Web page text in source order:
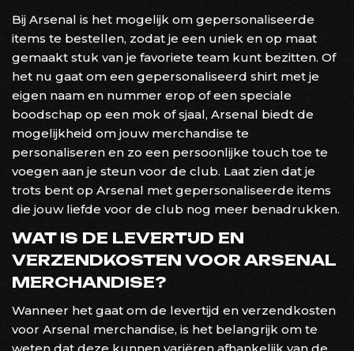
Bij Arsenal is het mogelijk om gepersonaliseerde
items te bestellen, zodat je een uniek en op maat
gemaakt stuk van je favoriete team kunt bezitten. Of
het nu gaat om een gepersonaliseerd shirt met je
eigen naam en nummer erop of een speciale
boodschap op een mok of sjaal, Arsenal biedt de
mogelijkheid om jouw merchandise te
personaliseren en zo een persoonlijke touch toe te
voegen aan je steun voor de club. Laat zien dat je
trots bent op Arsenal met gepersonaliseerde items
die jouw liefde voor de club nog meer benadrukken.
WAT IS DE LEVERTIJD EN
VERZENDKOSTEN VOOR ARSENAL
MERCHANDISE?
Wanneer het gaat om de levertijd en verzendkosten
voor Arsenal merchandise, is het belangrijk om te
weten dat deze kunnen variëren afhankelijk van de